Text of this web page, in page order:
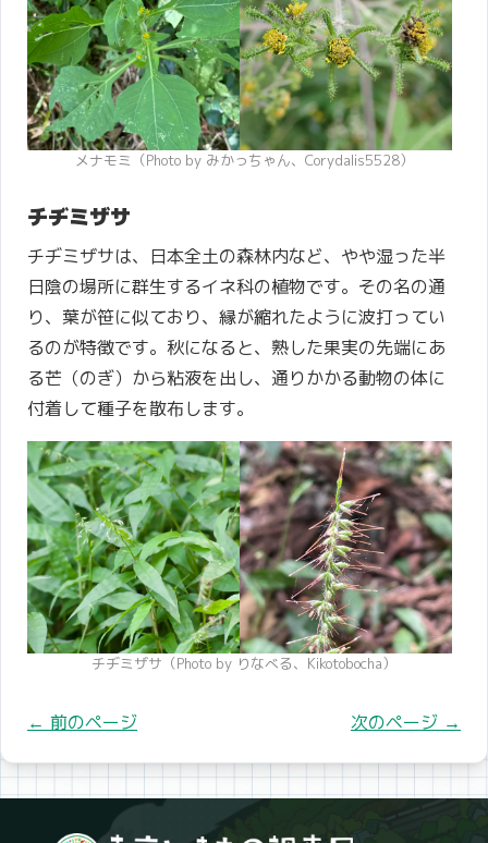
メナモミ（Photo by みかっちゃん、Corydalis5528）
チヂミザサ
チヂミザサは、日本全土の森林内など、やや湿った半
日陰の場所に群生するイネ科の植物です。その名の通
り、葉が笹に似ており、縁が縮れたように波打ってい
るのが特徴です。秋になると、熟した果実の先端にあ
る芒（のぎ）から粘液を出し、通りかかる動物の体に
付着して種子を散布します。
チヂミザサ（Photo by りなべる、Kikotobocha）
← 前のページ 次のページ →